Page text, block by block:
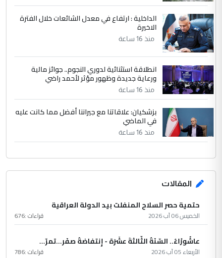
الداخلية : ارتفاع في معدل الشائعات خلال الفترة
الاخيرة
منذ 16 ساعة
انطلاقة استثنائية لدوري النجوم.. جوائز مالية
ورعاية جديدة وظهور مؤثر لأحمد راضي
منذ 16 ساعة
بزشكيان: علاقاتنا مع جيراننا أفضل مما كانت عليه
في الماضي
منذ 16 ساعة
المقالات
حتمية حصر السلاح المنفلت بيد الدولة العراقية
الخميس 06 آب 2026 قراءات :676
عاشُورْاءُ.. السّنَةُ الثّالثةَ عشَرَة - إِنتفاضةُ صفَر…تمرّ...
الأربعاء 05 آب 2026 قراءات :786